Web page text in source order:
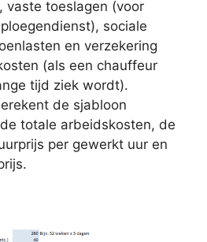
vaste toeslagen (voor
sociale
en verzekering
(als een chauffeur
tijd ziek wordt).
de sjabloon
totale arbeidskosten, de
per gewerkt uur en